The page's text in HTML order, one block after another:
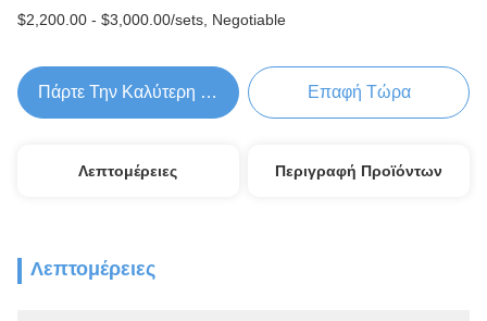
$2,200.00 - $3,000.00/sets, Negotiable
Πάρτε Την Καλύτερη Τιμή Επαφή Τώρα
Λεπτομέρειες Περιγραφή Προϊόντων
Λεπτομέρειες